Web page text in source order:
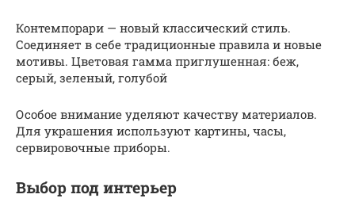
Контемпорари — новый классический стиль.
Соединяет в себе традиционные правила и новые
мотивы. Цветовая гамма приглушенная: беж,
серый, зеленый, голубой
Особое внимание уделяют качеству материалов.
Для украшения используют картины, часы,
сервировочные приборы.
Выбор под интерьер